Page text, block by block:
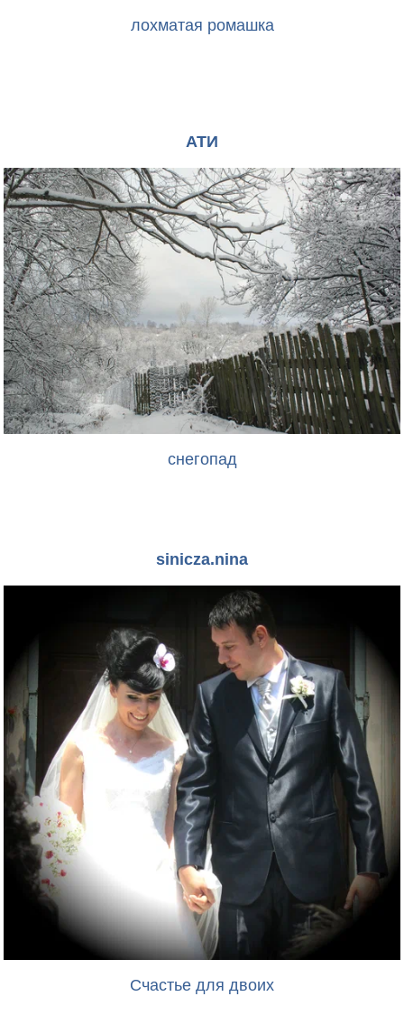
лохматая ромашка
АТИ
снегопад
sinicza.nina
Счастье для двоих